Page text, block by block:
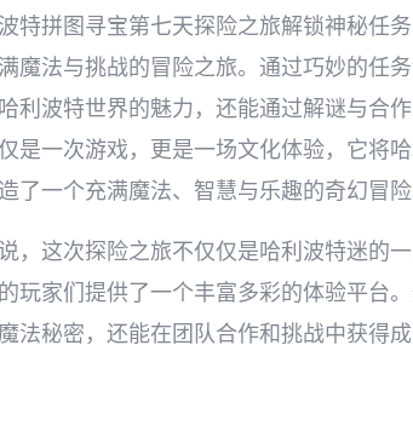
波特拼图寻宝第七天探险之旅解锁神秘任
魔法与挑战的冒险之旅。通过巧妙的任
利波特世界的魅力，还能通过解谜与合
是一次游戏，更是一场文化体验，它将
了一个充满魔法、智慧与乐趣的奇幻冒险
，这次探险之旅不仅仅是哈利波特迷的
玩家们提供了一个丰富多彩的体验平台
法秘密，还能在团队合作和挑战中获得成